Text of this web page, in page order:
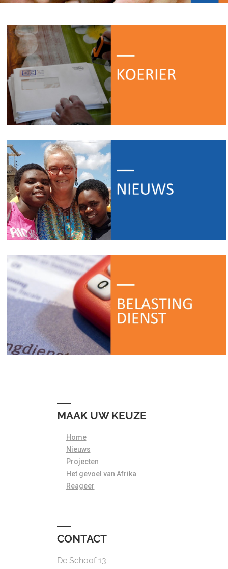
MAAK UW KEUZE
Home
Nieuws
Projecten
Het gevoel van Afrika
Reageer
CONTACT
De Schoof 13